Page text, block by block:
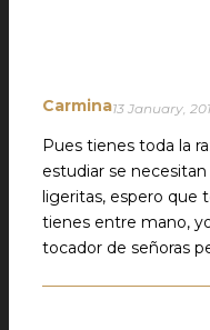
Carmina13 January,
Pues tienes toda la
estudiar se
ligeritas, espero que
tienes entre mano,
tocador de señoras